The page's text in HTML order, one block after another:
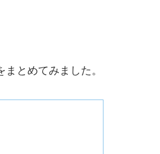
とめてみました。